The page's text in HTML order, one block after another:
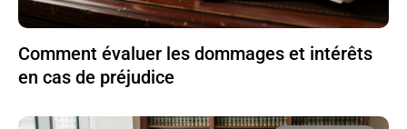
Comment évaluer les dommages et intérêts
en cas de préjudice